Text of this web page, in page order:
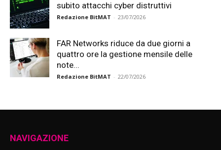
subito attacchi cyber distruttivi
Redazione BitMAT - 23/07/2026
FAR Networks riduce da due giorni a
quattro ore la gestione mensile delle
note...
Redazione BitMAT - 22/07/2026
NAVIGAZIONE